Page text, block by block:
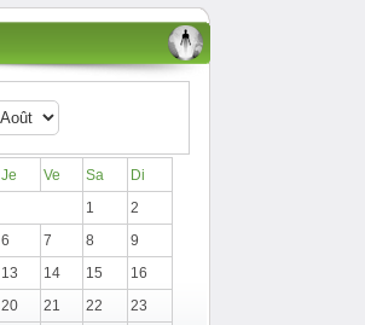
Je Ve Sa
Di
1
2
6 7 8
9
13 14 15
16
20 21 22
23